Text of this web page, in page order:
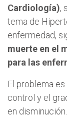
Cardiología),
tema de
enfermedad,
muerte en el
para las
El problema
control y el
en